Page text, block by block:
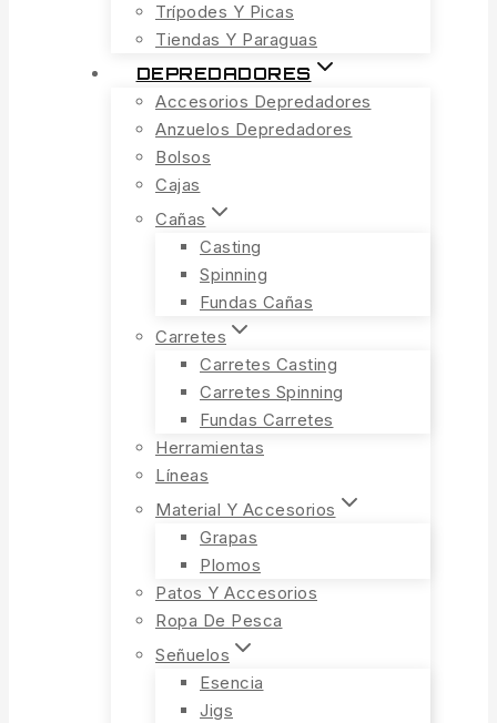
Trípodes Y Picas
Tiendas Y Paraguas
DEPREDADORES
Accesorios Depredadores
Anzuelos Depredadores
Bolsos
Cajas
Cañas
Casting
Spinning
Fundas Cañas
Carretes
Carretes Casting
Carretes Spinning
Fundas Carretes
Herramientas
Líneas
Material Y Accesorios
Grapas
Plomos
Patos Y Accesorios
Ropa De Pesca
Señuelos
Esencia
Jigs